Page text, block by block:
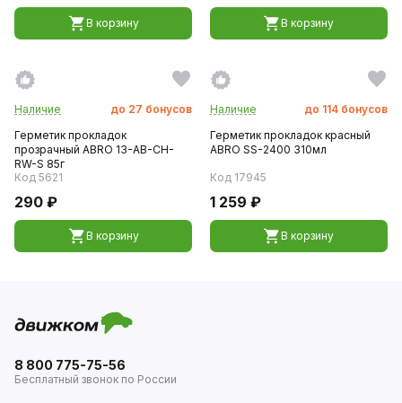
В корзину В корзину
Наличие до 27 бонусов
Герметик прокладок
прозрачный ABRO 13-AB-CH-
RW-S 85г
Код 5621
290 ₽
В корзину
Наличие до 114 бонусов
Герметик прокладок красный
ABRO SS-2400 310мл
Код 17945
1 259 ₽
В корзину
8 800 775-75-56
Бесплатный звонок по России